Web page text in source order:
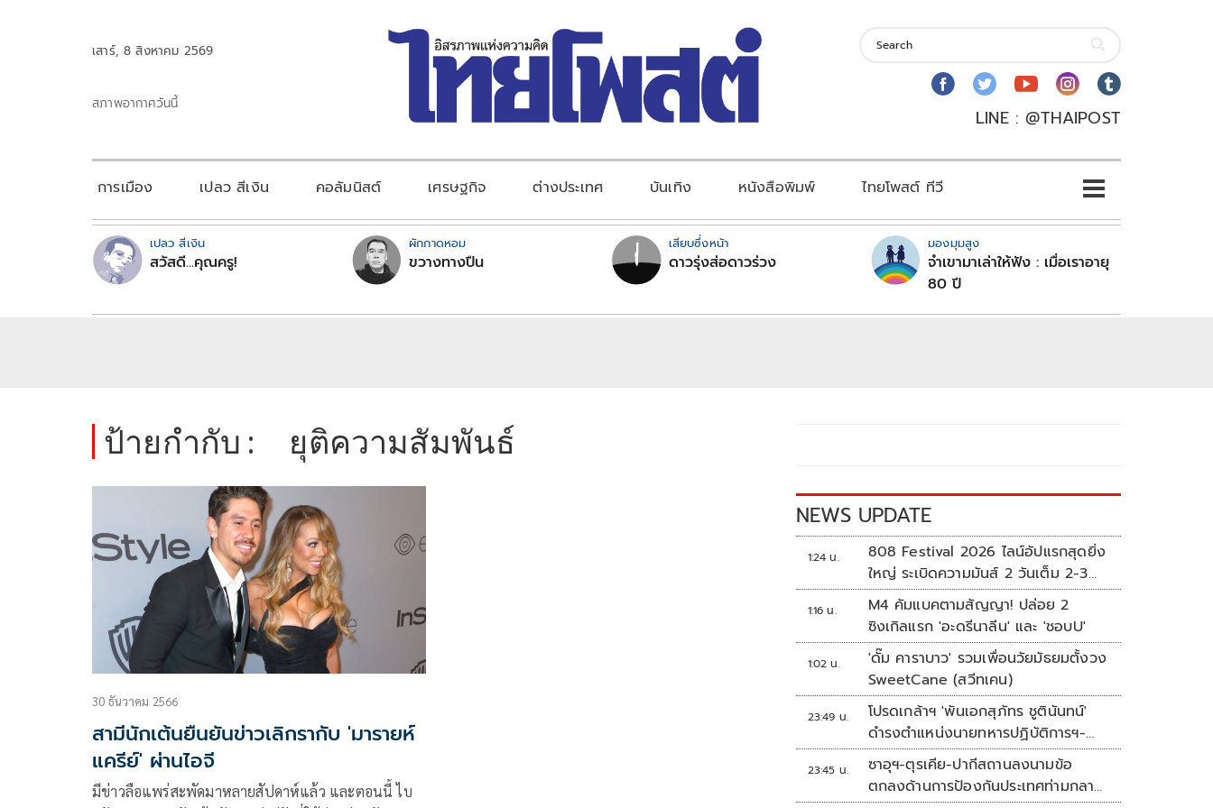
เสาร์, 8 สิงหาคม 2569
สภาพอากาศวันนี้
LINE : @THAIPOST
การเมือง เปลว สีเงิน คอลัมนิสต์ เศรษฐกิจ ต่างประเทศ บันเทิง หนังสือพิมพ์ ไทยโพสต์ ทีวี
เปลว สีเงิน
สวัสดี...คุณครู!
ผักกาดหอม
ขวางทางปืน
เสียบซึ่งหน้า
ดาวรุ่งส่อดาวร่วง
มองมุมสูง
จำเขามาเล่าให้ฟัง : เมื่อเราอายุ
80 ปี
ป้ายกำกับ : ยุติความสัมพันธ์
30 ธันวาคม 2566
สามีนักเต้นยืนยันข่าวเลิกรากับ 'มารายห์
แครีย์' ผ่านไอจี
มีข่าวลือแพร่สะพัดมาหลายสัปดาห์แล้ว และตอนนี้ ไบ
NEWS UPDATE
1:24 น.
808 Festival 2026 ไลน์อัปแรกสุดยิ่ง
ใหญ่ ระเบิดความมันส์ 2 วันเต็ม 2-3
ต.ค.นี้
1:16 น.
M4 คัมแบคตามสัญญา! ปล่อย 2
ซิงเกิลแรก 'อะดรีนาลีน' และ 'ชอบU'
1:02 น.
'ดั๊ม คาราบาว' รวมเพื่อนวัยมัธยมตั้งวง
SweetCane (สวีทเคน)
23:49 น.
โปรดเกล้าฯ 'พันเอกสุภัทร ชูตินันทน์'
ดำรงตำแหน่งนายทหารปฏิบัติการฯ-
พระราชทานยศ 'พลตรี'
23:45 น.
ซาอุฯ-ตุรเคีย-ปากีสถานลงนามข้อ
ตกลงด้านการป้องกันประเทศท่ามกลาง